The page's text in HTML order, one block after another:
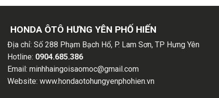
HONDA ÔTÔ HƯNG YÊN PHỐ HIẾN
Địa chỉ: Số 288 Phạm Bạch Hổ, P. Lam Sơn, TP Hưng Yên
Hotline: 0904.685.386
Email: minhhaingoisaomoc@gmail.com
Website: www.hondaotohungyenphohien.vn